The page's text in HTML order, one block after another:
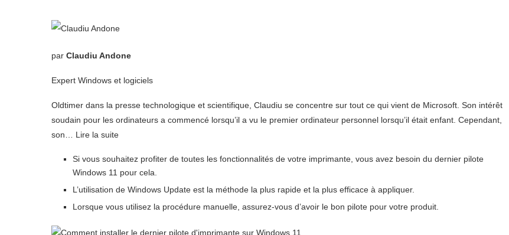
par Claudiu Andone
Expert Windows et logiciels
Oldtimer dans la presse technologique et scientifique, Claudiu se concentre sur tout ce qui vient de Microsoft. Son intérêt
soudain pour les ordinateurs a commencé lorsqu’il a vu le premier ordinateur personnel lorsqu’il était enfant. Cependant,
son… Lire la suite
Si vous souhaitez profiter de toutes les fonctionnalités de votre imprimante, vous avez besoin du dernier pilote
Windows 11 pour cela.
L’utilisation de Windows Update est la méthode la plus rapide et la plus efficace à appliquer.
Lorsque vous utilisez la procédure manuelle, assurez-vous d’avoir le bon pilote pour votre produit.